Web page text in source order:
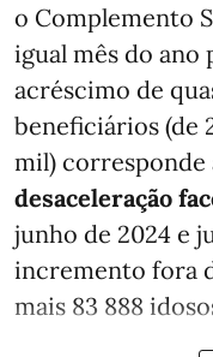
o Complemento
igual mês do ano
acréscimo de
beneficiários (de
mil) corresponde
desaceleração
junho de 2024 e
incremento fora
mais 83 888